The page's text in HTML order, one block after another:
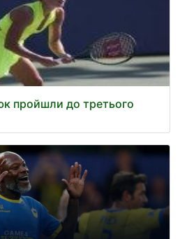
пройшли до третього